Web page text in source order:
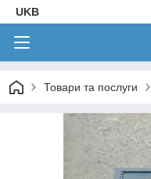
UKB
Товари та послуги